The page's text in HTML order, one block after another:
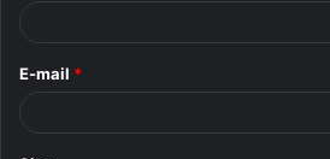
E-mail *